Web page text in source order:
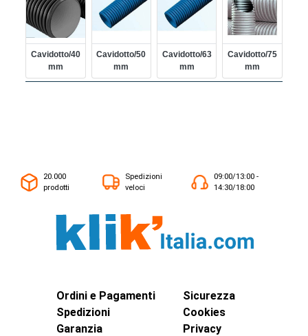
Cavidotto/40
Mm
Cavidotto/50
Mm
Cavidotto/63
Mm
Cavidotto/75
Mm
20.000
prodotti
Spedizioni
veloci
09:00/13:00 -
14:30/18:00
Ordini e Pagamenti
Spedizioni
Garanzia
Sicurezza
Cookies
Privacy